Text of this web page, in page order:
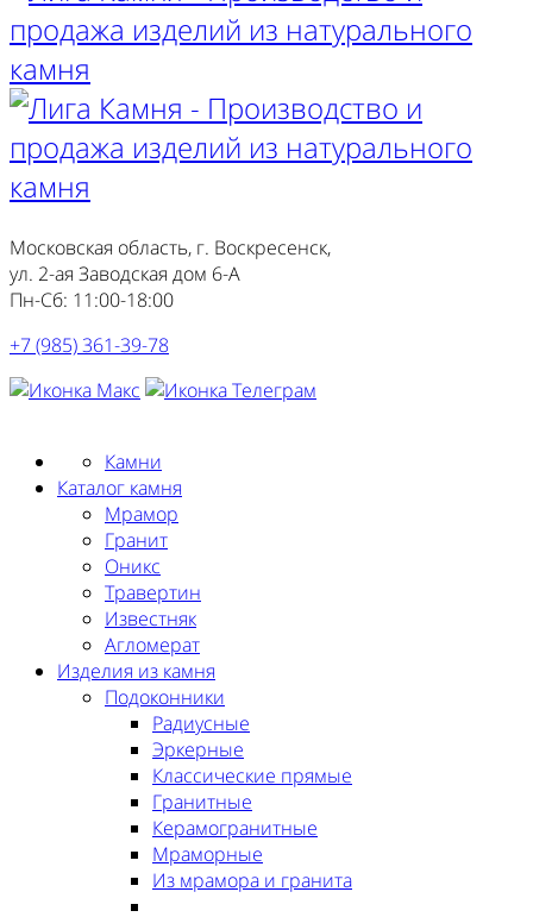
Московская область, г. Воскресенск,
ул. 2-ая Заводская дом 6-А
Пн-Сб: 11:00-18:00
+7 (985) 361-39-78
Камни
Каталог камня
Мрамор
Гранит
Оникс
Травертин
Известняк
Агломерат
Изделия из камня
Подоконники
Радиусные
Эркерные
Классические прямые
Гранитные
Керамогранитные
Мраморные
Из мрамора и гранита